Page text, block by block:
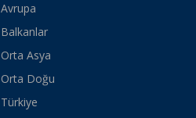
Avrupa
Balkanlar
Orta Asya
Orta Doğu
Türkiye